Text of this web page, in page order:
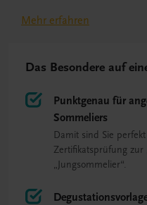
Mehr erfahren
Das Besondere auf
Punktgenau für
Sommeliers
Damit sind Sie
Zertifikatsprüfung zur
„Jungsommelier“.